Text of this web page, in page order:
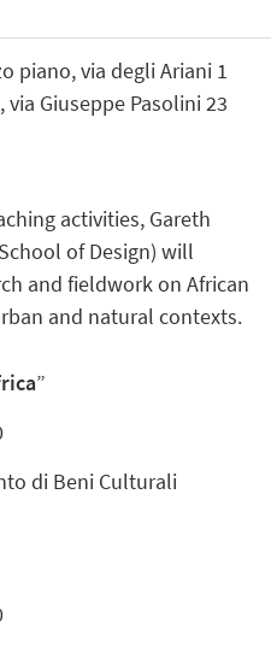
piano, via degli Ariani 1
via Giuseppe Pasolini 23
activities, Gareth
of Design) will
and fieldwork on African
and natural contexts.
”
di Beni Culturali